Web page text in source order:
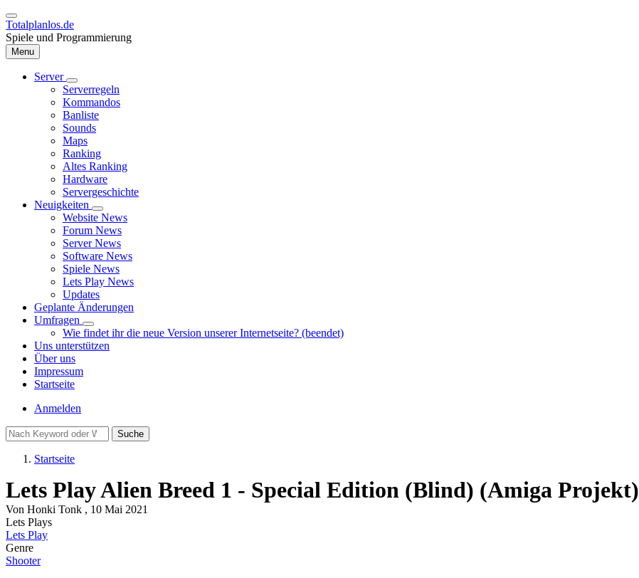
Direkt
zum
Inhalt
Totalplanlos.de
Spiele und Programmierung
Menu
Hauptnavigation
Server
Unternavigation
von
Server
Serverregeln
Kommandos
Banliste
Sounds
Maps
Ranking
Altes Ranking
Hardware
Servergeschichte
Neuigkeiten
Unternavigation
von
Neuigkeiten
Website News
Forum News
Server News
Software News
Spiele News
Lets Play News
Updates
Geplante Änderungen
Umfragen
Unternavigation
von
Umfragen
Wie findet ihr die neue Version unserer Internetseite? (beendet)
Uns unterstützen
Über uns
Impressum
Startseite
Benutzermenü
Anmelden
Suche
Startseite
Lets Play Alien Breed 1 - Special Edition (Blind) (Amiga Projekt)
Von Honki Tonk , 10 Mai 2021
Lets Plays
Lets Play
Genre
Shooter